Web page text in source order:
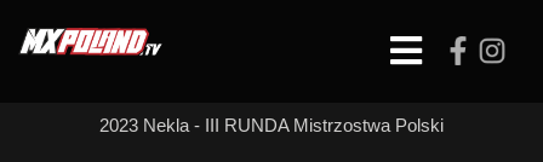
Open
2023 Nekla - III RUNDA Mistrzostwa Polski